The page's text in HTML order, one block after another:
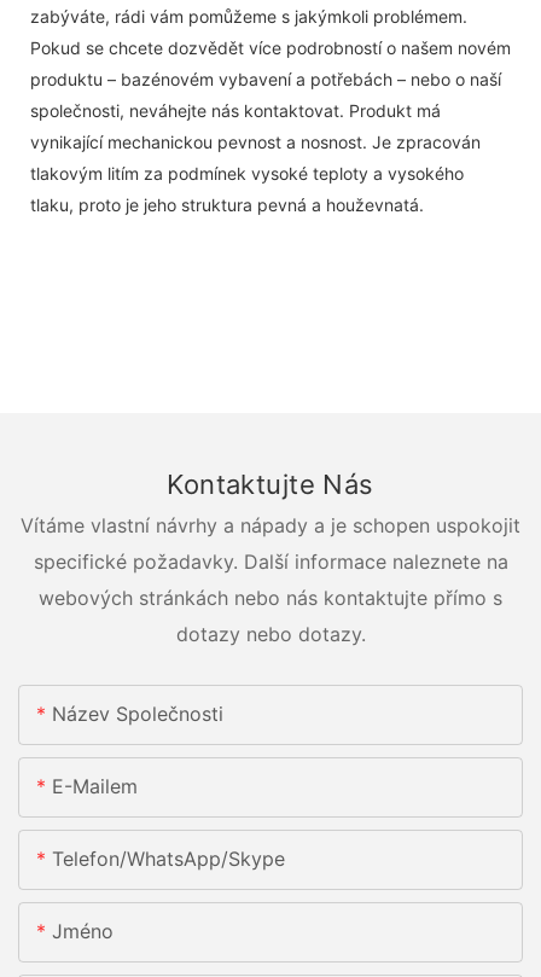
zabýváte, rádi vám pomůžeme s jakýmkoli problémem.
Pokud se chcete dozvědět více podrobností o našem novém
produktu – bazénovém vybavení a potřebách – nebo o naší
společnosti, neváhejte nás kontaktovat. Produkt má
vynikající mechanickou pevnost a nosnost. Je zpracován
tlakovým litím za podmínek vysoké teploty a vysokého
tlaku, proto je jeho struktura pevná a houževnatá.
Kontaktujte Nás
Vítáme vlastní návrhy a nápady a je schopen uspokojit
specifické požadavky. Další informace naleznete na
webových stránkách nebo nás kontaktujte přímo s
dotazy nebo dotazy.
Název Společnosti
E-Mailem
Telefon/whatsApp/skype
Jméno